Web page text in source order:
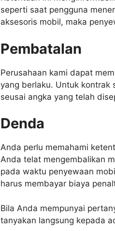
seperti saat pengguna
aksesoris mobil, maka
Pembatalan
Perusahaan kami dapat
yang berlaku. Untuk kontrak
seusai angka yang telah
Denda
Anda perlu memahami
Anda telat mengembalikan
pada waktu penyewaan
harus membayar biaya
Bila Anda mempunyai
tanyakan langsung kepada